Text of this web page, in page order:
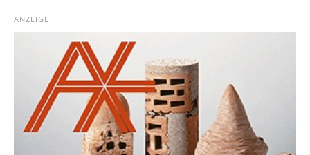
ANZEIGE